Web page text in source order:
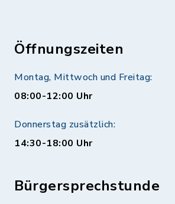
Öffnungszeiten
Montag, Mittwoch und Freitag:
08:00-12:00 Uhr
Donnerstag zusätzlich:
14:30-18:00 Uhr
Bürgersprechstunde